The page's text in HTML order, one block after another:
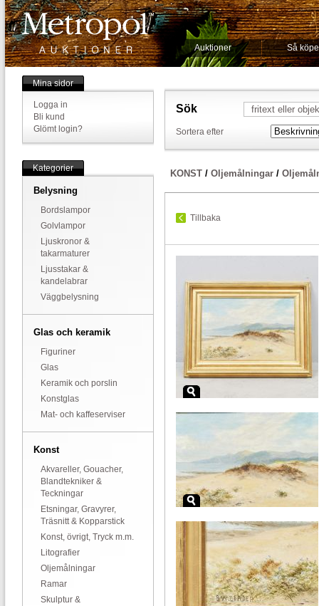
Auktioner Så
Mina sidor
Logga in
Bli kund
Glömt login?
Kategorier
Belysning
Bordslampor
Golvlampor
Ljuskronor &
takarmaturer
Ljusstakar &
kandelabrar
Väggbelysning
Glas och keramik
Figuriner
Glas
Keramik och porslin
Konstglas
Mat- och kaffeserviser
Konst
Akvareller, Gouacher,
Blandtekniker &
Teckningar
Etsningar, Gravyrer,
Träsnitt & Kopparstick
Konst, övrigt, Tryck m.m.
Litografier
Oljemålningar
Ramar
Skulptur &
Sök
Sortera efter
KONST / Oljemålningar /
Tillbaka